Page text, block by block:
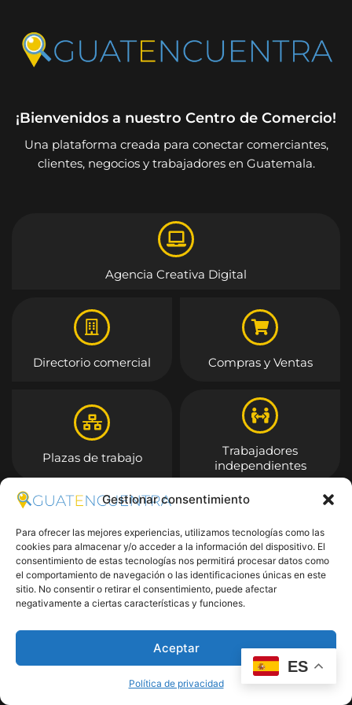
Gestionar consentimiento
Para ofrecer las mejores experiencias, utilizamos tecnologías como las
cookies para almacenar y/o acceder a la información del dispositivo. El
consentimiento de estas tecnologías nos permitirá procesar datos como
el comportamiento de navegación o las identificaciones únicas en este
sitio. No consentir o retirar el consentimiento, puede afectar
negativamente a ciertas características y funciones.
Aceptar
Política de privacidad
¡Bienvenidos a nuestro Centro de Comercio!
Una plataforma creada para conectar comerciantes,
clientes, negocios y trabajadores en Guatemala.
Agencia Creativa Digital
Directorio comercial Compras y Ventas
Plazas de trabajo
Trabajadores
independientes
Entrar
ES